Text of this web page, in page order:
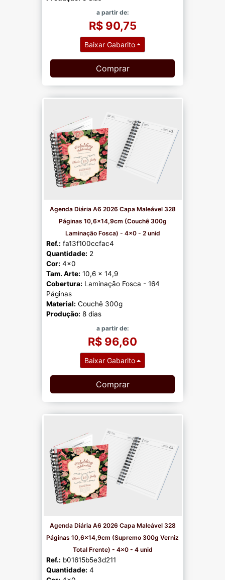
a partir de:
R$ 90,75
Baixar Gabarito
Comprar
Agenda Diária A6 2026 Capa Maleável 328
Páginas 10,6x14,9cm (Couchê 300g
Laminação Fosca) - 4x0 - 2 unid
Ref.: fa13f100ccfac4
Quantidade: 2
Cor: 4x0
Tam. Arte: 10,6 x 14,9
Cobertura: Laminação Fosca - 164
Páginas
Material: Couchê 300g
Produção: 8 dias
a partir de:
R$ 96,60
Baixar Gabarito
Comprar
Agenda Diária A6 2026 Capa Maleável 328
Páginas 10,6x14,9cm (Supremo 300g Verniz
Total Frente) - 4x0 - 4 unid
Ref.: b01615b5e3d211
Quantidade: 4